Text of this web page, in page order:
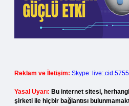
Reklam ve İletişim: Skype:
Yasal Uyarı: Bu internet sitesi,
şirketi ile hiçbir bağlantısı